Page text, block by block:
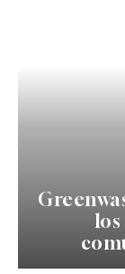
los